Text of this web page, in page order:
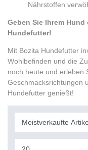
Nährstoffen
Geben Sie Ihrem
Hundefutter!
Mit Bozita Hundefutter
Wohlbefinden und die
noch heute und erleben
Geschmacksrichtungen
Hundefutter genießt!